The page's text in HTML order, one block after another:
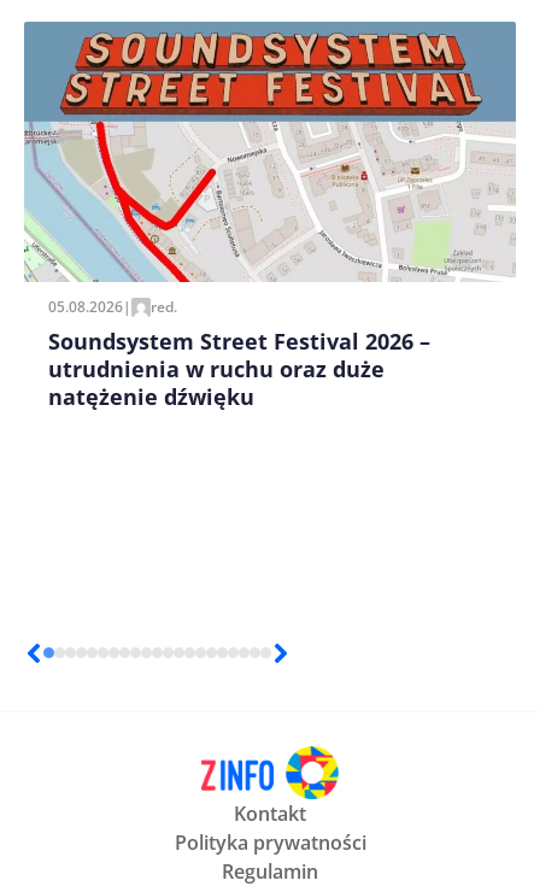
Zapamiętaj moje dane w tej przeglądarce podczas
pisania kolejnych komentarzy.
05.08.2026| red.
Soundsystem Street Festival 2026 –
utrudnienia w ruchu oraz duże
natężenie dźwięku
Kontakt
Polityka prywatności
Regulamin